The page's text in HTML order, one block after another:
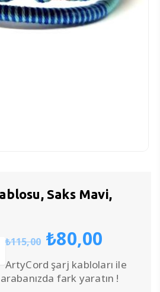
Saks Mavi,
₺115,00 Orijinal
fiyat:
₺115,00.
₺80,00
fiyat:
ArtyCord şarj kabloları ile
fark yaratın !